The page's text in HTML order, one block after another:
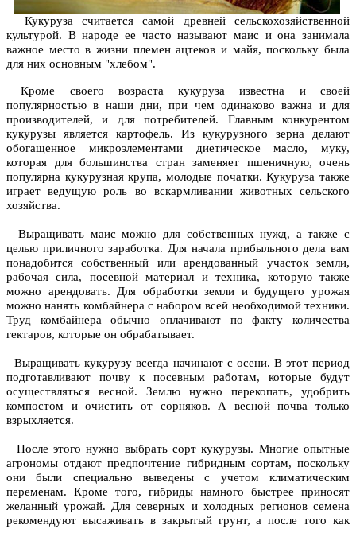
Кукуруза считается самой древней сельскохозяйственной
культурой. В народе ее часто называют маис и она занимала
важное место в жизни племен ацтеков и майя, поскольку была
для них основным "хлебом".
Кроме своего возраста кукуруза известна и своей
популярностью в наши дни, при чем одинаково важна и для
производителей, и для потребителей. Главным конкурентом
кукурузы является картофель. Из кукурузного зерна делают
обогащенное микроэлементами диетическое масло, муку,
которая для большинства стран заменяет пшеничную, очень
популярна кукурузная крупа, молодые початки. Кукуруза также
играет ведущую роль во вскармливании животных сельского
хозяйства.
Выращивать маис можно для собственных нужд, а также с
целью приличного заработка. Для начала прибыльного дела вам
понадобится собственный или арендованный участок земли,
рабочая сила, посевной материал и техника, которую также
можно арендовать. Для обработки земли и будущего урожая
можно нанять комбайнера с набором всей необходимой техники.
Труд комбайнера обычно оплачивают по факту количества
гектаров, которые он обрабатывает.
Выращивать кукурузу всегда начинают с осени. В этот период
подготавливают почву к посевным работам, которые будут
осуществляться весной. Землю нужно перекопать, удобрить
компостом и очистить от сорняков. А весной почва только
взрыхляется.
После этого нужно выбрать сорт кукурузы. Многие опытные
агрономы отдают предпочтение гибридным сортам, поскольку
они были специально выведены с учетом климатическим
переменам. Кроме того, гибриды намного быстрее приносят
желанный урожай. Для северных и холодных регионов семена
рекомендуют высаживать в закрытый грунт, а после того как